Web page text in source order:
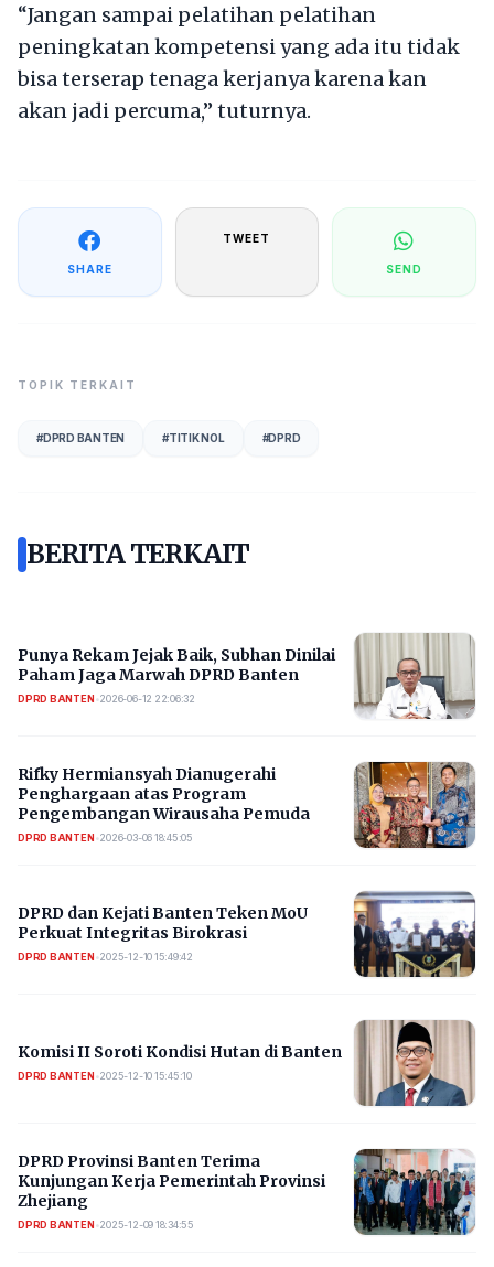
“Jangan sampai pelatihan pelatihan
peningkatan kompetensi yang ada itu tidak
bisa terserap tenaga kerjanya karena kan
akan jadi percuma,” tuturnya.
SHARE
TWEET
SEND
TOPIK TERKAIT
#DPRD BANTEN #TITIK NOL #DPRD
BERITA TERKAIT
Punya Rekam Jejak Baik, Subhan Dinilai
Paham Jaga Marwah DPRD Banten
DPRD BANTEN•2026-06-12 22:06:32
Rifky Hermiansyah Dianugerahi
Penghargaan atas Program
Pengembangan Wirausaha Pemuda
DPRD BANTEN•2026-03-06 18:45:05
DPRD dan Kejati Banten Teken MoU
Perkuat Integritas Birokrasi
DPRD BANTEN•2025-12-10 15:49:42
Komisi II Soroti Kondisi Hutan di Banten
DPRD BANTEN•2025-12-10 15:45:10
DPRD Provinsi Banten Terima
Kunjungan Kerja Pemerintah Provinsi
Zhejiang
DPRD BANTEN•2025-12-09 18:34:55